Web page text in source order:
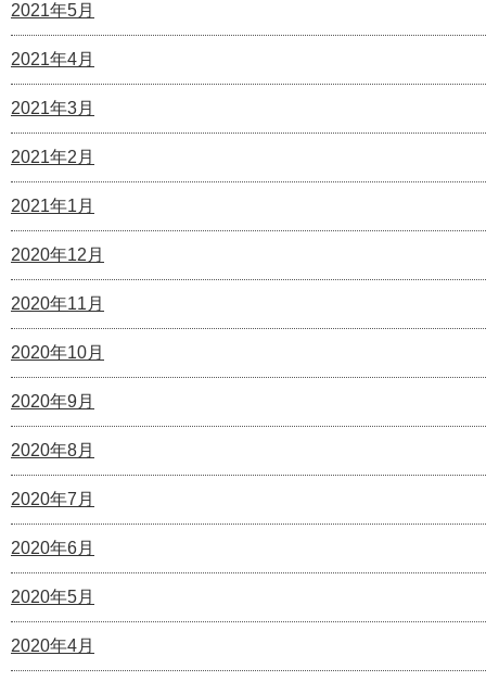
2021年5月
2021年4月
2021年3月
2021年2月
2021年1月
2020年12月
2020年11月
2020年10月
2020年9月
2020年8月
2020年7月
2020年6月
2020年5月
2020年4月